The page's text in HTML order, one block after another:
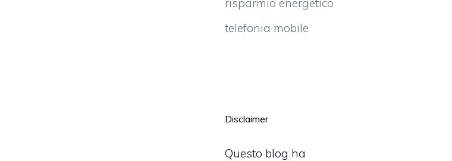
risparmio energetico
telefonia mobile
Disclaimer
Questo blog ha